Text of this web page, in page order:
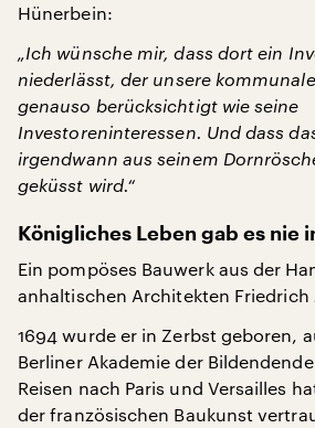
Hünerbein:
„Ich wünsche mir, dass dort ein
niederlässt, der unsere
genauso berücksichtigt wie seine
Investoreninteressen. Und dass
irgendwann aus seinem
geküsst wird.“
Königliches Leben gab es nie
Ein pompöses Bauwerk aus der
anhaltischen Architekten Friedrich
1694 wurde er in Zerbst geboren,
Berliner Akademie der
Reisen nach Paris und Versailles
der französischen Baukunst